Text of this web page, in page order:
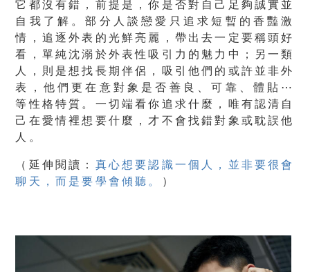
它都沒有錯，前提是，你是否對自己足夠誠實並
自我了解。部分人談戀愛只追求短暫的香豔激
情，追逐外表的光鮮亮麗，帶出去一定要稱頭好
看，單純沈溺於外表性吸引力的魅力中；另一類
人，則是想找長期伴侶，吸引他們的或許並非外
表，他們更在意對象是否善良、可靠、體貼⋯
等性格特質。一切端看你追求什麼，唯有認清自
己在愛情裡想要什麼，才不會找錯對象或耽誤他
人。
（ 延伸閱讀： 真心想要認識一個人，並非要很會
聊天，而是要學會傾聽。
）